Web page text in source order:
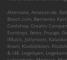
Alternate, Amazon.de,
Boozt.com, Børnenes
Coolshop, Creativ
Eurotoys, føtex, Fruugo,
iMusic, Jollyroom,
Kram, Klodsbiksen,
& idé, Legebyen,